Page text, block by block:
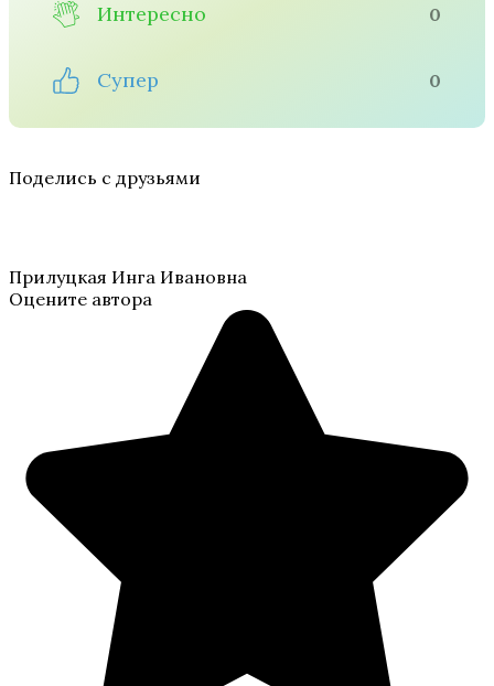
Интересно 0
Супер 0
Поделись с друзьями
Прилуцкая Инга Ивановна
Оцените автора